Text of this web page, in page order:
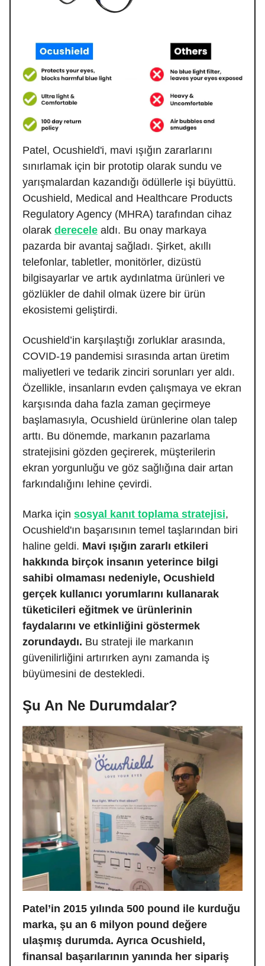
Patel, Ocushield'i, mavi ışığın zararlarını
sınırlamak için bir prototip olarak sundu ve
yarışmalardan kazandığı ödüllerle işi büyüttü.
Ocushield, Medical and Healthcare Products
Regulatory Agency (MHRA) tarafından cihaz
olarak derecele aldı. Bu onay markaya
pazarda bir avantaj sağladı. Şirket, akıllı
telefonlar, tabletler, monitörler, dizüstü
bilgisayarlar ve artık aydınlatma ürünleri ve
gözlükler de dahil olmak üzere bir ürün
ekosistemi geliştirdi.
Ocushield’in karşılaştığı zorluklar arasında,
COVID-19 pandemisi sırasında artan üretim
maliyetleri ve tedarik zinciri sorunları yer aldı.
Özellikle, insanların evden çalışmaya ve ekran
karşısında daha fazla zaman geçirmeye
başlamasıyla, Ocushield ürünlerine olan talep
arttı. Bu dönemde, markanın pazarlama
stratejisini gözden geçirerek, müşterilerin
ekran yorgunluğu ve göz sağlığına dair artan
farkındalığını lehine çevirdi.
Marka için sosyal kanıt toplama stratejisi,
Ocushield'ın başarısının temel taşlarından biri
haline geldi. Mavi ışığın zararlı etkileri
hakkında birçok insanın yeterince bilgi
sahibi olmaması nedeniyle, Ocushield
gerçek kullanıcı yorumlarını kullanarak
tüketicileri eğitmek ve ürünlerinin
faydalarını ve etkinliğini göstermek
zorundaydı. Bu strateji ile markanın
güvenilirliğini artırırken aynı zamanda iş
büyümesini de destekledi.
Şu An Ne Durumdalar?
Patel’in 2015 yılında 500 pound ile kurduğu
marka, şu an 6 milyon pound değere
ulaşmış durumda. Ayrıca Ocushield,
finansal başarılarının yanında her sipariş